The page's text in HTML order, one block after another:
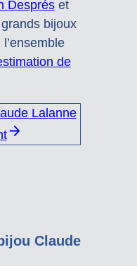
Despréset
bijoux
de
Lalanne
Claude